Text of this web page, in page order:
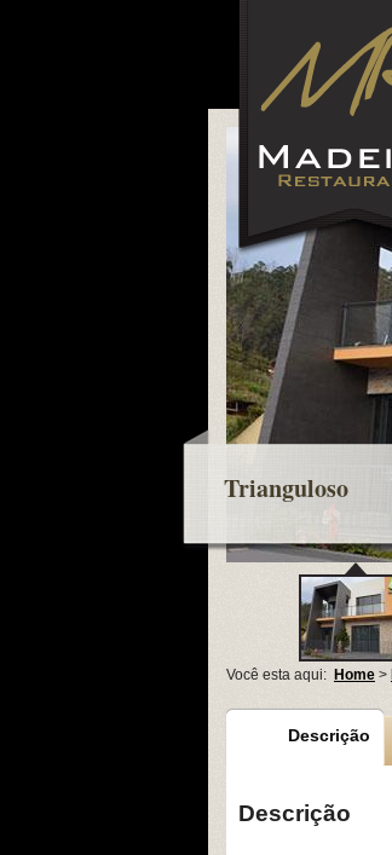
Trianguloso
Você esta aqui: Home >
Descrição
Descrição